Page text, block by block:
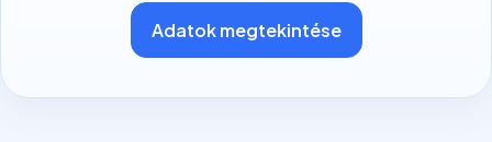
Adatok megtekintése